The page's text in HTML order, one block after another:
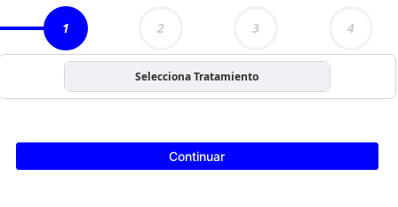
1 2 3 4
Selecciona Tratamiento
Continuar